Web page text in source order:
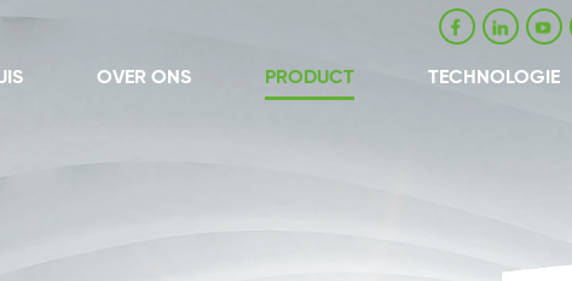
OVER ONS PRODUCT TECHNOLOGIE